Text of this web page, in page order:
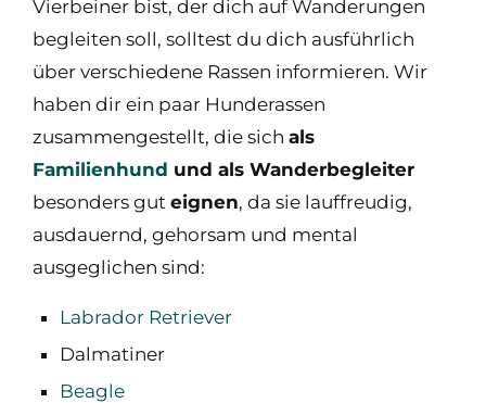
Vierbeiner bist, der dich auf Wanderungen
begleiten soll, solltest du dich ausführlich
über verschiedene Rassen informieren. Wir
haben dir ein paar Hunderassen
zusammengestellt, die sich als
Familienhund und als Wanderbegleiter
besonders gut eignen, da sie lauffreudig,
ausdauernd, gehorsam und mental
ausgeglichen sind:
Labrador Retriever
Dalmatiner
Beagle